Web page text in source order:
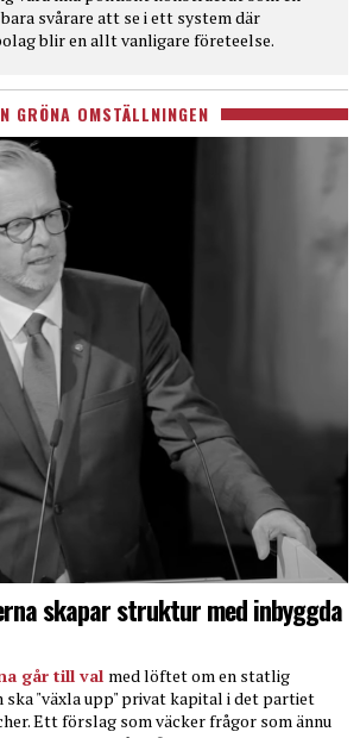
svårare att se i ett system där
blir en allt vanligare företeelse.
GRÖNA OMSTÄLLNINGEN
skapar struktur med inbyggda
går till val med löftet om en statlig
ska "växla upp" privat kapital i det partiet
Ett förslag som väcker frågor som ännu